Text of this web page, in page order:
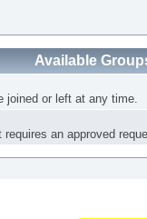
Available
joined or left at any time.
an approved